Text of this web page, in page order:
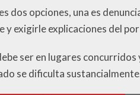
dos opciones, una es
exigirle explicaciones del
ser en lugares
se dificulta